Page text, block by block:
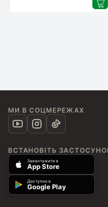
МИ В СОЦМЕРЕЖАХ
ВСТАНОВІТЬ
Завантажити в
App Store
Доступно в
Google Play